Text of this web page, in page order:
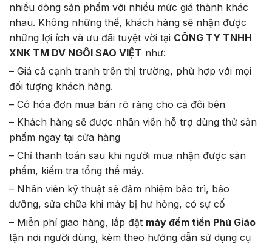
nhiều dòng sản phẩm với nhiều mức giá thành khác
nhau. Không những thế, khách hàng sẽ nhận được
những lợi ích và ưu đãi tuyệt vời tại CÔNG TY TNHH
XNK TM DV NGÔI SAO VIỆT như:
– Giá cả cạnh tranh trên thị trường, phù hợp với mọi
đối tượng khách hàng.
– Có hóa đơn mua bán rõ ràng cho cả đôi bên
– Khách hàng sẽ được nhân viên hỗ trợ dùng thử sản
phẩm ngay tại cửa hàng
– Chỉ thanh toán sau khi người mua nhận được sản
phẩm, kiểm tra tổng thể máy.
– Nhân viên kỹ thuật sẽ đảm nhiệm bảo trì, bảo
dưỡng, sửa chữa khi máy bị hư hỏng, có sự cố
– Miễn phí giao hàng, lắp đặt máy đếm tiền Phú Giáo
tận nơi người dùng, kèm theo hướng dẫn sử dụng cụ